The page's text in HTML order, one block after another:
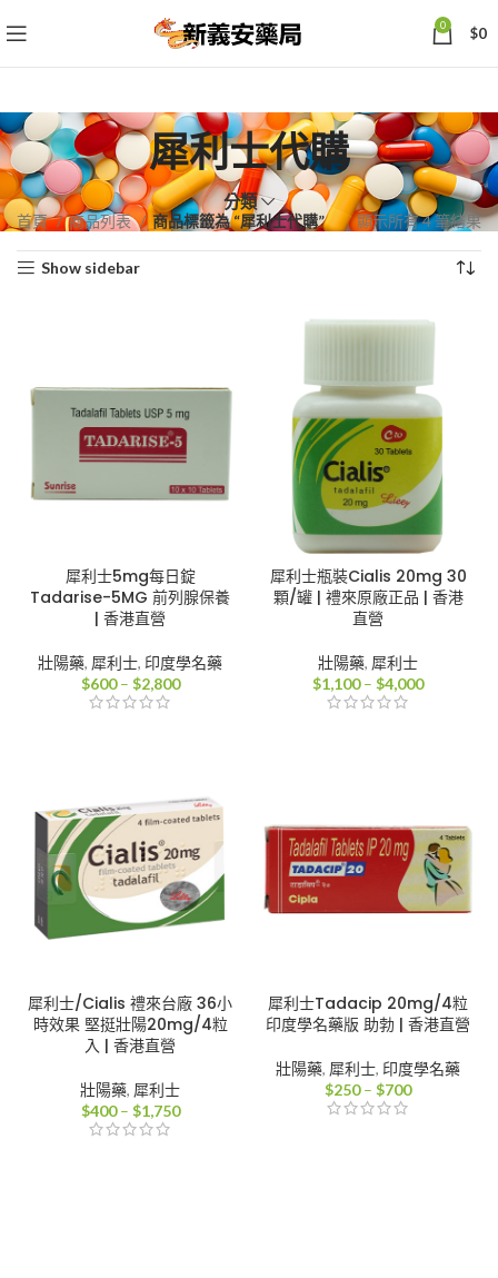
0 $0
犀利士代購
分類
首頁 商品列表 商品標籤為 “犀利士代購” 顯示所有 4 筆結果依
Show sidebar
犀利士5mg每日錠
Tadarise-5MG 前列腺保養
| 香港直營
壯陽藥, 犀利士, 印度學名藥
$600 – $2,800價
$2,800
犀利士瓶裝Cialis 20mg 30
顆/罐 | 禮來原廠正品 | 香港
直營
壯陽藥, 犀利士
$1,100 – $4,000價
犀利士/Cialis 禮來台廠 36小
時效果 堅挺壯陽20mg/4粒
入 | 香港直營
壯陽藥, 犀利士
$400 – $1,750價
犀利士Tadacip 20mg/4粒
印度學名藥版 助勃 | 香港直營
壯陽藥, 犀利士, 印度學名藥
$250 – $700價